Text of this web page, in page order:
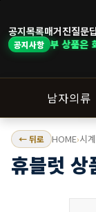
공지목록매거진질문
공지사항
급 및 이벤트
남자의류
← 뒤로 HOME›시계
휴블럿 상